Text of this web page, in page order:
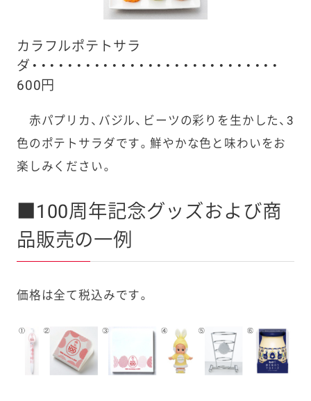
カラフルポテトサラ
ダ・・・・・・・・・・・・・・・・・・・・・・・・・・・・
600円
赤パプリカ、バジル、ビーツの彩りを生かした、3
色のポテトサラダです。鮮やかな色と味わいをお
楽しみください。
■100周年記念グッズおよび商
品販売の一例
価格は全て税込みです。